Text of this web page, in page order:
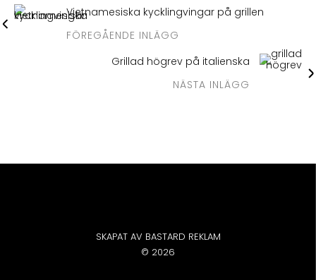
Vietnamesiska kycklingvingar på grillen
FÖREGÅENDE INLÄGG
Grillad högrev på italienska
NÄSTA INLÄGG
SKAPAT AV BASTARD REKLAM
© 2026